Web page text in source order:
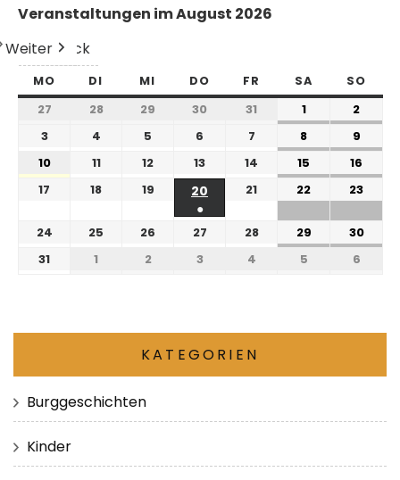
Veranstaltungen im August 2026
Zurück
Heute
Weiter
MO DI MI DO FR SA SO
27 28 29 30 31 1
2
3
4 5 6 7 8
9
10
11 12 13 14 15
16
17
18 19
20
●
21 22 23
24 25 26 27 28 29
30
31
1 2 3 4 5 6
KATEGORIEN
Burggeschichten
Kinder